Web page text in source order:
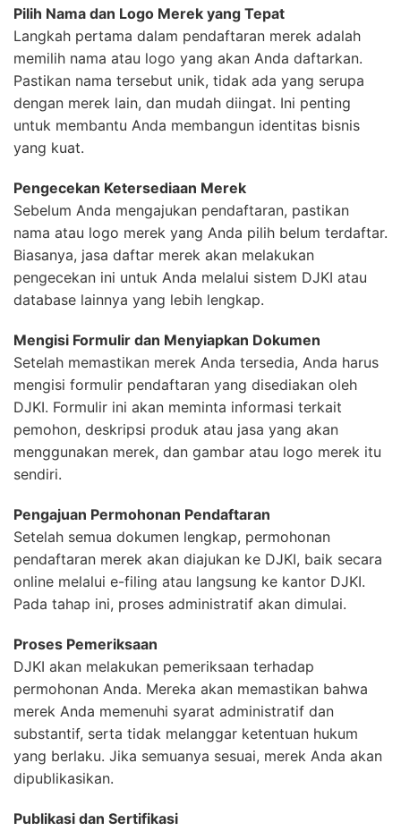
Pilih Nama dan Logo Merek yang Tepat
Langkah pertama dalam pendaftaran merek adalah
memilih nama atau logo yang akan Anda daftarkan.
Pastikan nama tersebut unik, tidak ada yang serupa
dengan merek lain, dan mudah diingat. Ini penting
untuk membantu Anda membangun identitas bisnis
yang kuat.
Pengecekan Ketersediaan Merek
Sebelum Anda mengajukan pendaftaran, pastikan
nama atau logo merek yang Anda pilih belum terdaftar.
Biasanya, jasa daftar merek akan melakukan
pengecekan ini untuk Anda melalui sistem DJKI atau
database lainnya yang lebih lengkap.
Mengisi Formulir dan Menyiapkan Dokumen
Setelah memastikan merek Anda tersedia, Anda harus
mengisi formulir pendaftaran yang disediakan oleh
DJKI. Formulir ini akan meminta informasi terkait
pemohon, deskripsi produk atau jasa yang akan
menggunakan merek, dan gambar atau logo merek itu
sendiri.
Pengajuan Permohonan Pendaftaran
Setelah semua dokumen lengkap, permohonan
pendaftaran merek akan diajukan ke DJKI, baik secara
online melalui e-filing atau langsung ke kantor DJKI.
Pada tahap ini, proses administratif akan dimulai.
Proses Pemeriksaan
DJKI akan melakukan pemeriksaan terhadap
permohonan Anda. Mereka akan memastikan bahwa
merek Anda memenuhi syarat administratif dan
substantif, serta tidak melanggar ketentuan hukum
yang berlaku. Jika semuanya sesuai, merek Anda akan
dipublikasikan.
Publikasi dan Sertifikasi